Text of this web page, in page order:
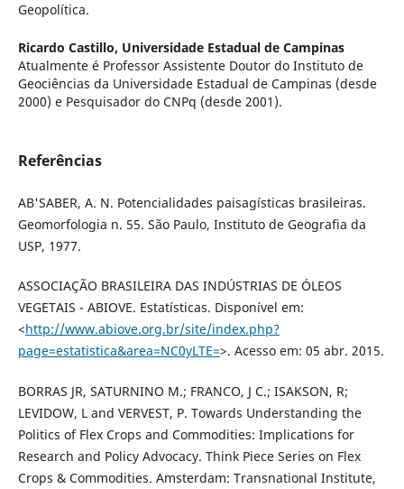
Geopolítica.
Ricardo Castillo, Universidade Estadual de Campinas
Atualmente é Professor Assistente Doutor do Instituto de
Geociências da Universidade Estadual de Campinas (desde
2000) e Pesquisador do CNPq (desde 2001).
Referências
AB'SABER, A. N. Potencialidades paisagísticas brasileiras.
Geomorfologia n. 55. São Paulo, Instituto de Geografia da
USP, 1977.
ASSOCIAÇÃO BRASILEIRA DAS INDÚSTRIAS DE ÓLEOS
VEGETAIS - ABIOVE. Estatísticas. Disponível em:
<http://www.abiove.org.br/site/index.php?
page=estatistica&area=NC0yLTE=>. Acesso em: 05 abr. 2015.
BORRAS JR, SATURNINO M.; FRANCO, J C.; ISAKSON, R;
LEVIDOW, L and VERVEST, P. Towards Understanding the
Politics of Flex Crops and Commodities: Implications for
Research and Policy Advocacy. Think Piece Series on Flex
Crops & Commodities. Amsterdam: Transnational Institute,